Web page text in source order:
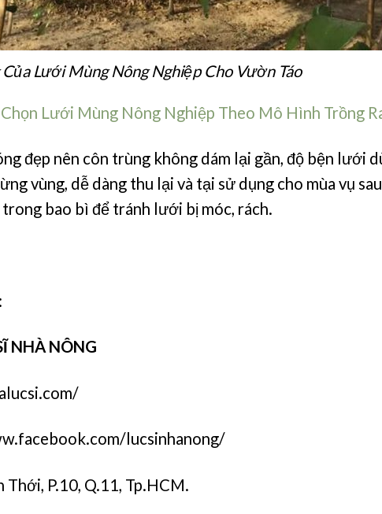
Của Lưới Mùng Nông Nghiệp Cho Vườn Táo
Lưới Mùng Nông Nghiệp Theo Mô Hình Trồng
đẹp nên côn trùng không dám lại gần, độ bện lưới
vùng, dễ dàng thu lại và tại sử dụng cho mùa vụ
trong bao bì để tránh lưới bị móc, rách.
NHÀ NÔNG
lucsinhanong/
P.10, Q.11, Tp.HCM.